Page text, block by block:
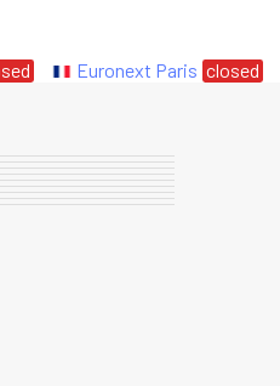
Euronext Paris closed